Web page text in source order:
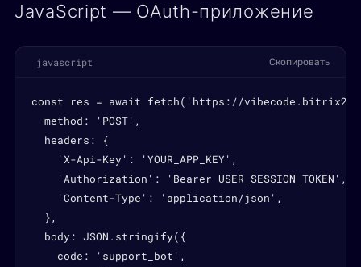
JavaScript — OAuth-приложение
javascript Скопировать
const res = await fetch('https://
  method: 'POST',
  headers: {
    'X-Api-Key': 'YOUR_APP_KEY',
    'Authorization': 'Bearer USER_SESSION_TOKEN',
    'Content-Type': 'application/json',
  },
  body: JSON.stringify({
    code: 'support_bot',